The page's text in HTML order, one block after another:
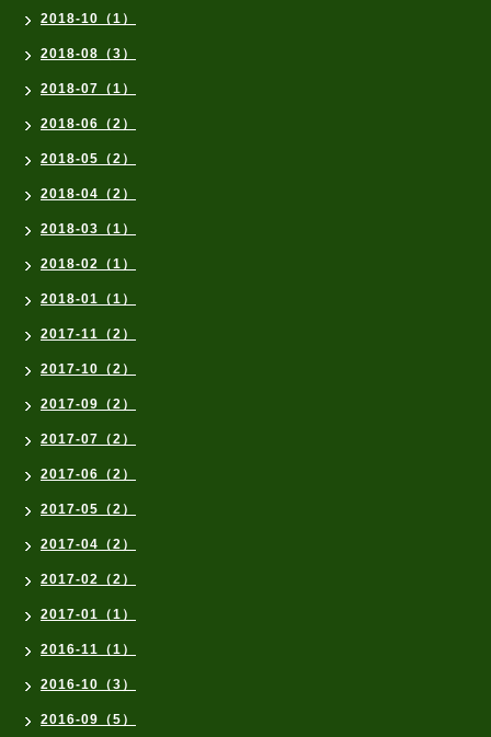
2018-10（1）
2018-08（3）
2018-07（1）
2018-06（2）
2018-05（2）
2018-04（2）
2018-03（1）
2018-02（1）
2018-01（1）
2017-11（2）
2017-10（2）
2017-09（2）
2017-07（2）
2017-06（2）
2017-05（2）
2017-04（2）
2017-02（2）
2017-01（1）
2016-11（1）
2016-10（3）
2016-09（5）